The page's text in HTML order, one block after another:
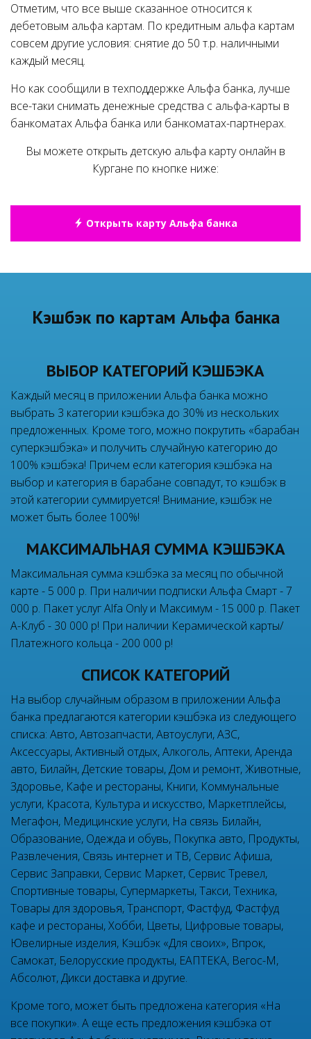
Отметим, что все выше сказанное относится к
дебетовым альфа картам. По кредитным альфа картам
совсем другие условия: снятие до 50 т.р. наличными
каждый месяц.
Но как сообщили в техподдержке Альфа банка, лучше
все-таки снимать денежные средства с альфа-карты в
банкоматах Альфа банка или банкоматах-партнерах.
Вы можете открыть детскую альфа карту онлайн в
Кургане по кнопке ниже:
Открыть карту Альфа банка
Кэшбэк по картам Альфа банка
ВЫБОР КАТЕГОРИЙ КЭШБЭКА
Каждый месяц в приложении Альфа банка можно
выбрать 3 категории кэшбэка до 30% из нескольких
предложенных. Кроме того, можно покрутить «барабан
суперкэшбэка» и получить случайную категорию до
100% кэшбэка! Причем если категория кэшбэка на
выбор и категория в барабане совпадут, то кэшбэк в
этой категории суммируется! Внимание, кэшбэк не
может быть более 100%!
МАКСИМАЛЬНАЯ СУММА КЭШБЭКА
Максимальная сумма кэшбэка за месяц по обычной
карте - 5 000 р. При наличии подписки Альфа Смарт - 7
000 р. Пакет услуг Alfa Only и Максимум - 15 000 р. Пакет
А-Клуб - 30 000 р! При наличии Керамической карты/
Платежного кольца - 200 000 р!
СПИСОК КАТЕГОРИЙ
На выбор случайным образом в приложении Альфа
банка предлагаются категории кэшбэка из следующего
списка: Авто, Автозапчасти, Автоуслуги, АЗС,
Аксессуары, Активный отдых, Алкоголь, Аптеки, Аренда
авто, Билайн, Детские товары, Дом и ремонт, Животные,
Здоровье, Кафе и рестораны, Книги, Коммунальные
услуги, Красота, Культура и искусство, Маркетплейсы,
Мегафон, Медицинские услуги, На связь Билайн,
Образование, Одежда и обувь, Покупка авто, Продукты,
Развлечения, Связь интернет и ТВ, Сервис Афиша,
Сервис Заправки, Сервис Маркет, Сервис Тревел,
Спортивные товары, Супермаркеты, Такси, Техника,
Товары для здоровья, Транспорт, Фастфуд, Фастфуд
кафе и рестораны, Хобби, Цветы, Цифровые товары,
Ювелирные изделия, Кэшбэк «Для своих», Впрок,
Самокат, Белорусские продукты, ЕАПТЕКА, Вегос-М,
Абсолют, Дикси доставка и другие.
Кроме того, может быть предложена категория «На
все покупки». А еще есть предложения кэшбэка от